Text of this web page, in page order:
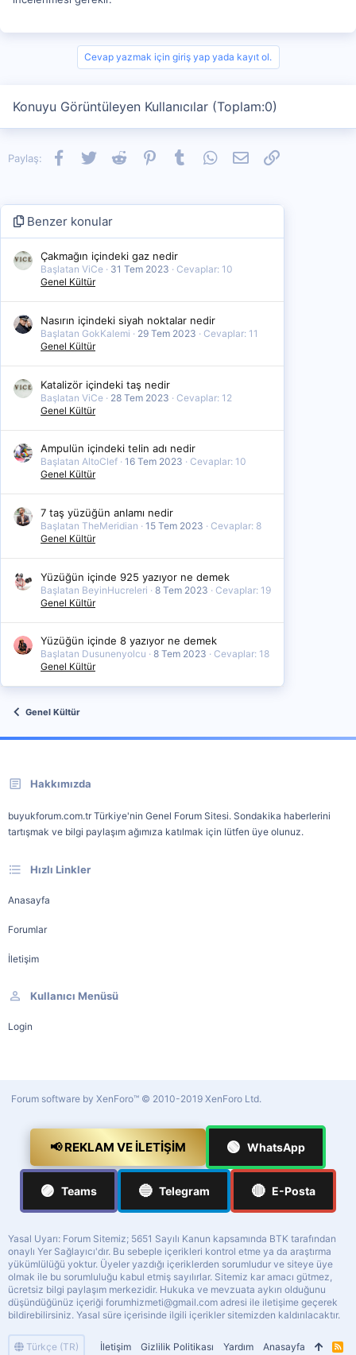
Cevap yazmak için giriş yap yada kayıt ol.
Konuyu Görüntüleyen Kullanıcılar (Toplam:0)
Paylaş: Facebook
TwitterReddit PinterestTumblrWhatsApp
E-postaLink
Benzer konular
Çakmağın içindeki gaz nedir
Başlatan ViCe 31 Tem 2023
Cevaplar: 10
Genel Kültür
Nasırın içindeki siyah noktalar nedir
Başlatan GokKalemi 29 Tem 2023
Cevaplar: 11
Genel Kültür
Katalizör içindeki taş nedir
Başlatan ViCe 28 Tem 2023
Cevaplar: 12
Genel Kültür
Ampulün içindeki telin adı nedir
Başlatan AltoClef 16 Tem 2023
Cevaplar: 10
Genel Kültür
7 taş yüzüğün anlamı nedir
Başlatan TheMeridian 15 Tem 2023
Cevaplar: 8
Genel Kültür
Yüzüğün içinde 925 yazıyor ne demek
Başlatan BeyinHucreleri 8 Tem 2023
Cevaplar: 19
Genel Kültür
Yüzüğün içinde 8 yazıyor ne demek
Başlatan Dusunenyolcu 8 Tem 2023
Cevaplar: 18
Genel Kültür
Genel Kültür
Hakkımızda
buyukforum.com.tr Türkiye'nin Genel Forum Sitesi. Sondakika haberlerini
tartışmak ve bilgi paylaşım ağımıza katılmak için lütfen üye olunuz.
Hızlı Linkler
Anasayfa
Forumlar
İletişim
Kullanıcı Menüsü
Login
Türkçe (TR) İletişim Gizlilik Politikası Yardım Anasayfa
R
Forum software by XenForo™ © 2010-2019 XenForo Ltd.
📢 REKLAM VE İLETIŞIM 🟢 WhatsApp
🟣 Teams 🔵 Telegram 🔴 E-Posta
Yasal Uyarı: Forum Sitemiz; 5651 Sayılı Kanun kapsamında BTK tarafından
onaylı Yer Sağlayıcı'dır. Bu sebeple içerikleri kontrol etme ya da araştırma
yükümlülüğü yoktur. Üyeler yazdığı içeriklerden sorumludur ve siteye üye
olmak ile bu sorumluluğu kabul etmiş sayılırlar. Sitemiz kar amacı gütmez,
ücretsiz bilgi paylaşım merkezidir. Hukuka ve mevzuata aykırı olduğunu
düşündüğünüz içeriği forumhizmeti@gmail.com adresi ile iletişime geçerek
bildirebilirsiniz. Yasal süre içerisinde ilgili içerikler sitemizden kaldırılacaktır.